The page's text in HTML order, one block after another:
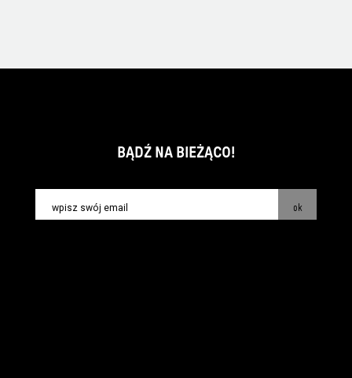
BĄDŹ NA BIEŻĄCO!
ok